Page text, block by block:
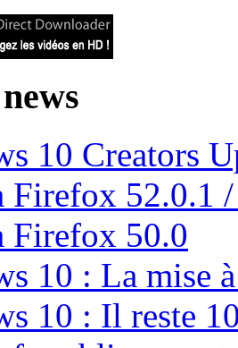
10 Creators
52.0.1
Firefox 50.0
10 : La mise
10 : Il reste